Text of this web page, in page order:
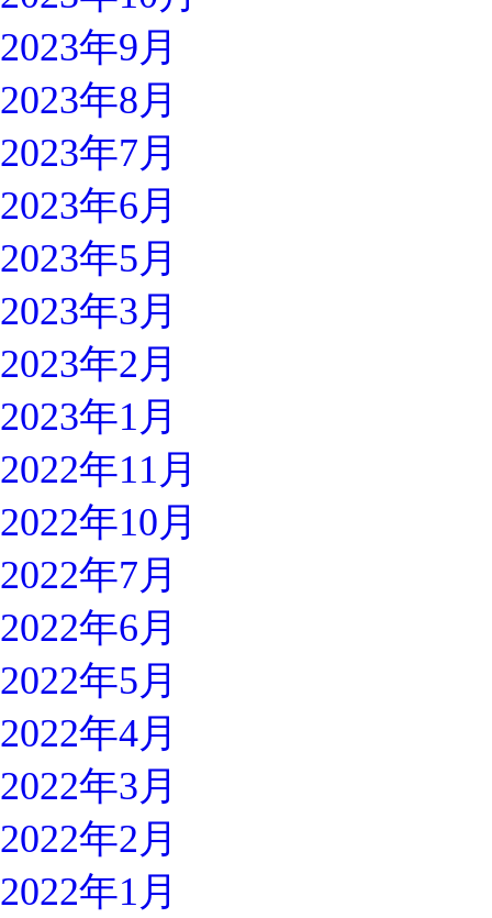
2023年9月
2023年8月
2023年7月
2023年6月
2023年5月
2023年3月
2023年2月
2023年1月
2022年11月
2022年10月
2022年7月
2022年6月
2022年5月
2022年4月
2022年3月
2022年2月
2022年1月